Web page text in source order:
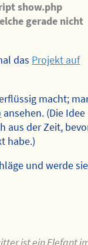
show.php
gerade nicht
das Projekt auf
macht;
ansehen. (Die Idee
aus der Zeit,
habe.)
und werde sie